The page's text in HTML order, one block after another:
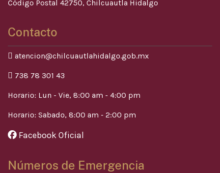
Código Postal 42750, Chilcuautla Hidalgo
Contacto
atencion@chilcuautlahidalgo.gob.mx
738 78 301 43
Horario: Lun - Vie, 8:00 am - 4:00 pm
Horario: Sabado, 8:00 am - 2:00 pm
Facebook Oficial
Números de Emergencia